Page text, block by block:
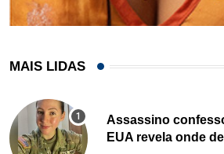
MAIS LIDAS
Assassino
EUA revela onde